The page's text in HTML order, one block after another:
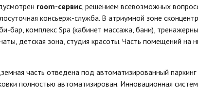
room-сервис , решением всевозможных
консьерж-служба. В атриумной зоне
бар, комплекс Spa (кабинет массажа, бани),
детская зона, студия красоты. Часть помещений
часть отведена под автоматизированный
полностью автоматизирован. Инновационная